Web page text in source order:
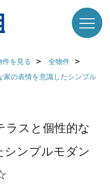
件を見る
全物件
家の表情を意識したシンプル
ラスと個性的な
シンプルモダン